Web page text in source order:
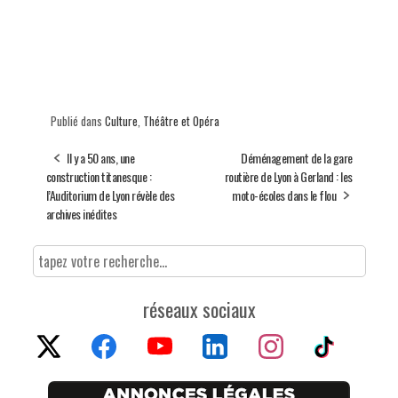
Publié dans Culture, Théâtre et Opéra
Il y a 50 ans, une
construction titanesque :
l’Auditorium de Lyon révèle des
archives inédites
Déménagement de la gare
routière de Lyon à Gerland : les
moto-écoles dans le flou
réseaux sociaux